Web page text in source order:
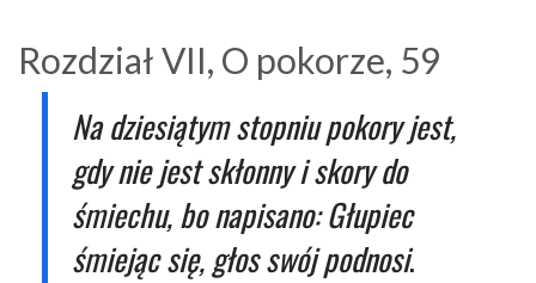
Rozdział VII, O pokorze, 59
Na dziesiątym stopniu pokory jest,
gdy nie jest skłonny i skory do
śmiechu, bo napisano: Głupiec
śmiejąc się, głos swój podnosi.